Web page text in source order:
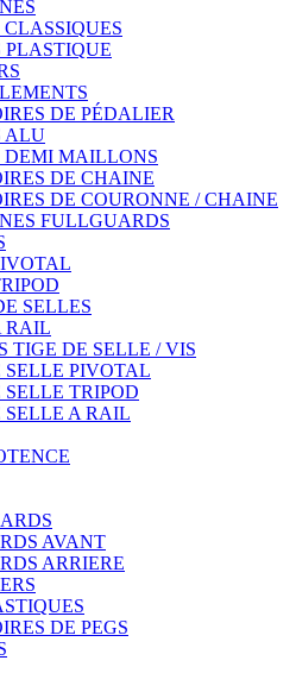
PLASTIQUE
DE PÉDALIER
ALU
DEMI MAILLONS
DE CHAINE
DE COURONNE / CHAINE
FULLGUARDS
SELLES
RAIL
TIGE DE SELLE / VIS
SELLE PIVOTAL
SELLE TRIPOD
SELLE A RAIL
AVANT
ARRIERE
DE PEGS